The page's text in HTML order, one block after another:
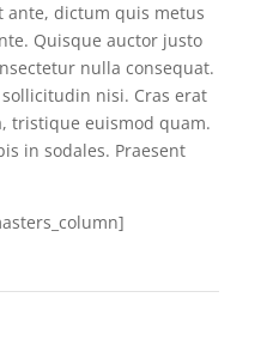
ante, dictum quis metus
Quisque auctor justo
nulla consequat.
nisi. Cras erat
tristique euismod quam.
in sodales. Praesent